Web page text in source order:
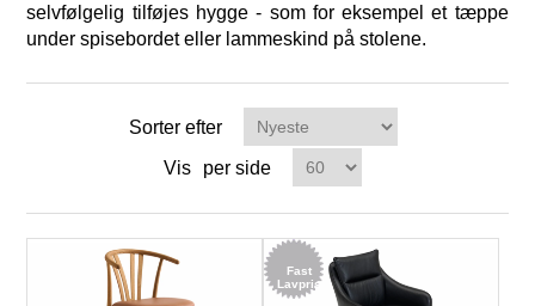
selvfølgelig tilføjes hygge - som for eksempel et tæppe
under spisebordet eller lammeskind på stolene.
Sorter efter
Vis
per side
Fast
Lavpris